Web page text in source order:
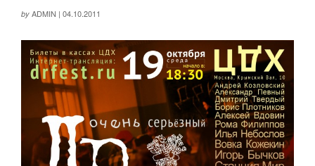
by ADMIN | 04.10.2011